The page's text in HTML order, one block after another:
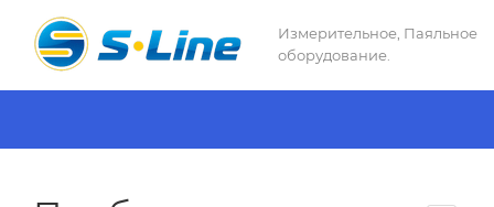
Измерительное, Паяльное
оборудование.